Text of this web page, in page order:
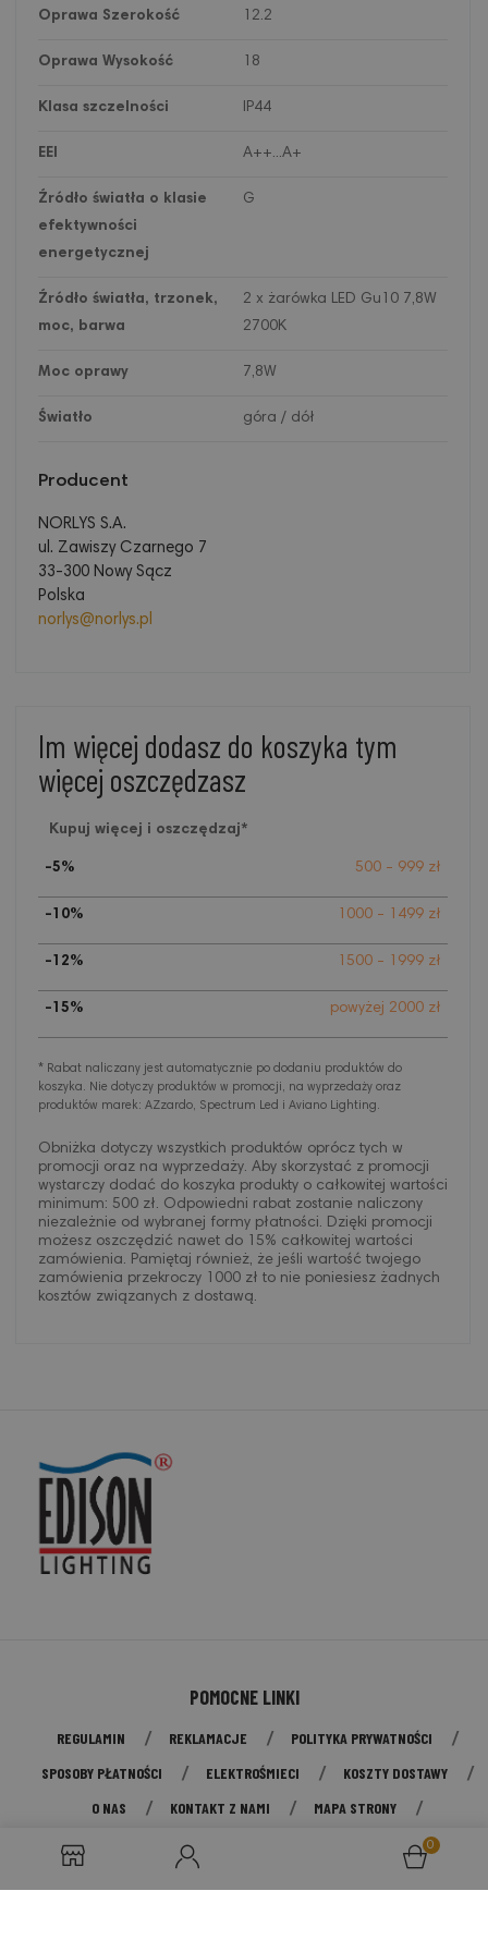
0
Oprawa Szerokość 12.2
Oprawa Wysokość 18
Klasa szczelności IP44
EEI A++...A+
Źródło światła o klasie
efektywności
energetycznej
G
Źródło światła, trzonek,
moc, barwa
2 x żarówka LED Gu10 7,8W
2700K
Moc oprawy 7,8W
Światło góra / dół
Producent
NORLYS S.A.
ul. Zawiszy Czarnego 7
33-300 Nowy Sącz
Polska
norlys@norlys.pl
Im więcej dodasz do koszyka tym
więcej oszczędzasz
Kupuj więcej i oszczędzaj*
-5% 500 - 999 zł
-10% 1000 - 1499 zł
-12% 1500 - 1999 zł
-15% powyżej 2000 zł
* Rabat naliczany jest automatycznie po dodaniu produktów do
koszyka. Nie dotyczy produktów w promocji, na wyprzedaży oraz
produktów marek: AZzardo, Spectrum Led i Aviano Lighting.
Obniżka dotyczy wszystkich produktów oprócz tych w
promocji oraz na wyprzedaży. Aby skorzystać z promocji
wystarczy dodać do koszyka produkty o całkowitej wartości
minimum: 500 zł. Odpowiedni rabat zostanie naliczony
niezależnie od wybranej formy płatności. Dzięki promocji
możesz oszczędzić nawet do 15% całkowitej wartości
zamówienia. Pamiętaj również, że jeśli wartość twojego
zamówienia przekroczy 1000 zł to nie poniesiesz żadnych
kosztów związanych z dostawą.
POMOCNE LINKI
REGULAMIN REKLAMACJE
POLITYKA PRYWATNOŚCI
SPOSOBY PŁATNOŚCI
ELEKTROŚMIECI
KOSZTY DOSTAWY
O NAS
KONTAKT Z NAMI
MAPA STRONY
ODSTĄPIENIE OD UMOWY
© 2026 Przedsiębiorstwo Edison. Wszelkie prawa zastrzeżone